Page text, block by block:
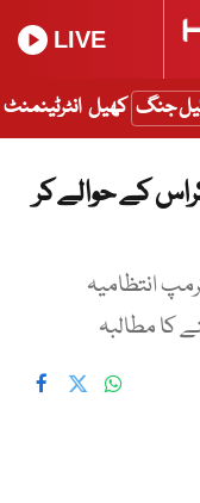
LIVE
جنگ کھیل انٹرٹینمنٹ
کے حوالے کر
انتظامیہ
کا مطالبہ